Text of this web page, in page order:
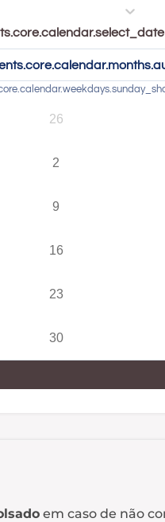
26
2
9
16
23
30
em caso de não